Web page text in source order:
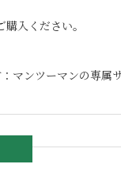
入ください。
マンツーマンの専属